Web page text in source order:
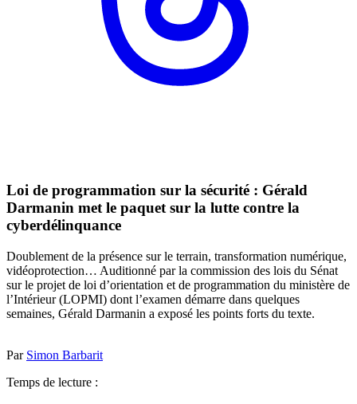
Loi de programmation sur la sécurité : Gérald
Darmanin met le paquet sur la lutte contre la
cyberdélinquance
Doublement de la présence sur le terrain, transformation numérique,
vidéoprotection… Auditionné par la commission des lois du Sénat
sur le projet de loi d’orientation et de programmation du ministère de
l’Intérieur (LOPMI) dont l’examen démarre dans quelques
semaines, Gérald Darmanin a exposé les points forts du texte.
Par Simon Barbarit
Temps de lecture :